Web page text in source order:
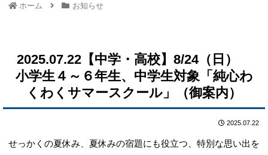
ホーム お知らせ
2025.07.22【中学・高校】8/24（日）
小学生４～６年生、中学生対象「純心わ
くわくサマースクール」（御案内）
2025.07.22
せっかくの夏休み、夏休みの宿題にも役立つ、特別な思い出を